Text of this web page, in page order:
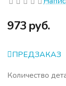
‍973‍ руб.
ПРЕДЗАКАЗ
Количество